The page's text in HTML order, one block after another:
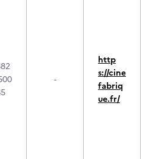
-
http
s://cine
fabriq
ue.fr/